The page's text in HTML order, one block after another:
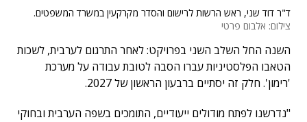
ד"ר דוד שני, ראש הרשות לרישום והסדר מקרקעין במשרד המשפטים.
צילום: אלבום פרטי
השנה החל השלב השני בפרויקט: לאחר התרגום לערבית, לשכות
הטאבו הפלסטיניות עברו הסבה לטובת עבודה על מערכת
'רימון'. חלק זה יסתיים ברבעון הראשון של 2027.
"נדרשנו לפתח מודולים ייעודיים, התומכים בשפה הערבית ובחוקי